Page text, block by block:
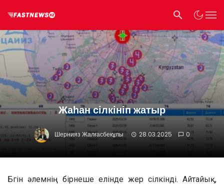
Жаһан сілкініп жатыр
Шернияз Жалғасбекұлы 28.03.2025 0
Бүгін әлемнің бірнеше елінде жер сілкінді. Айтайық,